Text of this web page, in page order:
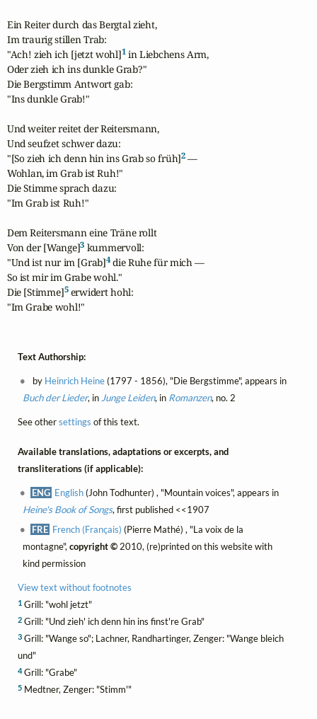
Ein Reiter durch das Bergtal zieht,
Im traurig stillen Trab:
"Ach! zieh ich [jetzt wohl]1 in Liebchens Arm,
Oder zieh ich ins dunkle Grab?"
Die Bergstimm Antwort gab:
"Ins dunkle Grab!"
Und weiter reitet der Reitersmann,
Und seufzet schwer dazu:
"[So zieh ich denn hin ins Grab so früh]2 —
Wohlan, im Grab ist Ruh!"
Die Stimme sprach dazu:
"Im Grab ist Ruh!"
Dem Reitersmann eine Träne rollt
Von der [Wange]3 kummervoll:
"Und ist nur im [Grab]4 die Ruhe für mich —
So ist mir im Grabe wohl."
Die [Stimme]5 erwidert hohl:
"Im Grabe wohl!"
Text Authorship:
by Heinrich Heine(1797 - 1856), "Die Bergstimme", appears in
Buch der Lieder, in Junge Leiden, in Romanzen, no. 2
See othersettings of this text.
Available translations, adaptations or excerpts, and
transliterations (if applicable):
ENG English(John Todhunter) , "Mountain voices", appears in
Heine's Book of Songs, first published <<1907
FRE French (Français) (Pierre Mathé) , "La voix de la
montagne", copyright ©2010, (re)printed on this website with
kind permission
View text without footnotes
1Grill: "wohl jetzt"
2Grill: "Und zieh' ich denn hin ins finst're Grab"
3Grill: "Wange so"; Lachner, Randhartinger, Zenger: "Wange bleich
und"
4Grill: "Grabe"
5Medtner, Zenger: "Stimm'"